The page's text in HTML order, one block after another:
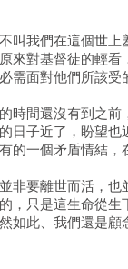
叫我們在這個世上
來對基督徒的輕
需面對他們所該受
時間還沒有到之
日子近了，盼望
的一個矛盾情結，
非要離世而活，
，只是這生命從
如此、我們還是